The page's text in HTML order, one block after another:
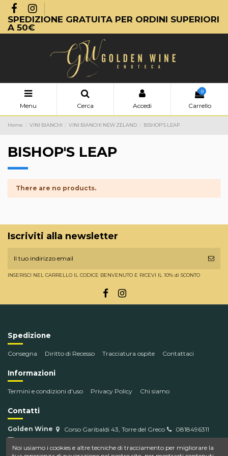
SPEDIZIONE GRATUITA PER ORDINI SUPERIORI
A 50€
Menu Cerca Accedi
0
Carrello
Home VINI BIANCHI VINI BIANCHI NEW ZELAND BISHOP'S LEAP
BISHOP'S LEAP
There are no products.
Iscriviti alla newsletter
INSERISCI NEL CARRELLO IL CODICE BENVENUTO E RICEVI IL 10% di SCONTO
Spedizione
Consegna Diritto di Recesso Tracciatura ospite Contattaci
Informazioni
Termini e condizioni d'uso Privacy Policy Chi siamo
Contatti
Golden Wine Corso Garibaldi 43, Torre del Greco
0818496311
info@goldenwine.com
Noi usiamo i cookies e altre tecniche di tracciamento per migliorare la